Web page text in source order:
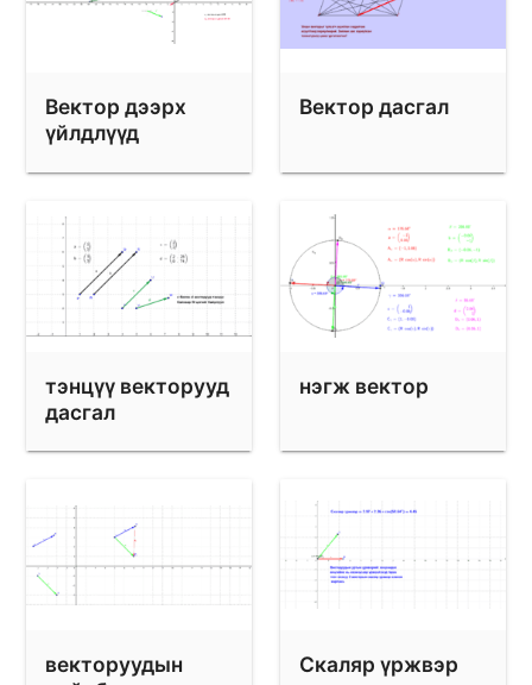
Вектор дээрх
үйлдлүүд
Вектор дасгал
тэнцүү векторууд
дасгал
нэгж вектор
векторуудын
Скаляр үржвэр